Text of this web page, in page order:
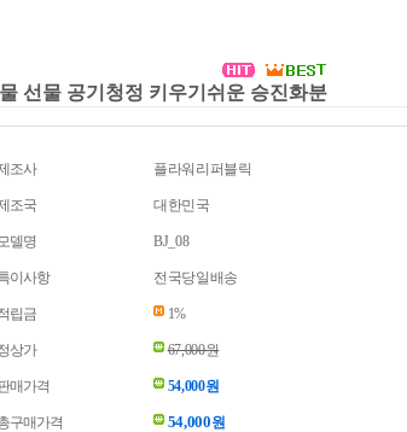
선물 공기청정 키우기쉬운 승진화분
조사 플라워리퍼블릭
조국 대한민국
델명 BJ_08
이사항 전국당일배송
립금 1%
상가 67,000원
매가격 54,000원
구매가격 54,000원